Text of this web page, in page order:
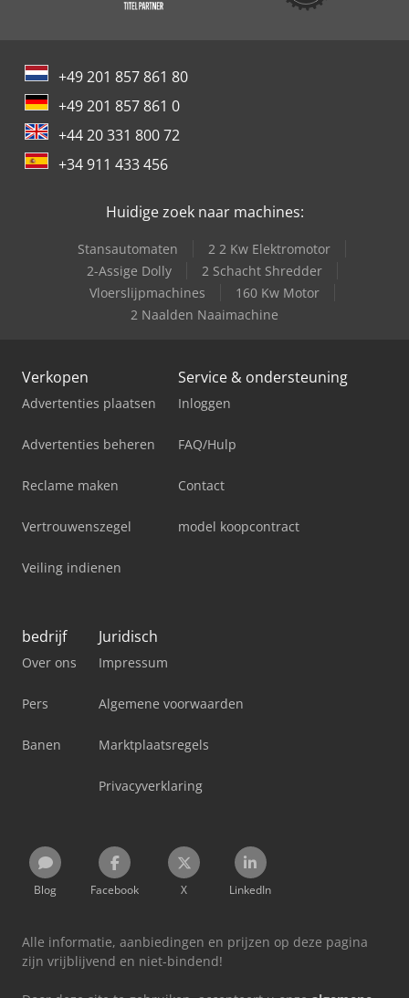
+49 201 857 861 80
+49 201 857 861 0
+44 20 331 800 72
+34 911 433 456
Huidige zoek naar machines:
Stansautomaten
2 2 Kw Elektromotor
2-Assige Dolly
2 Schacht Shredder
Vloerslijpmachines
160 Kw Motor
2 Naalden Naaimachine
Verkopen
Advertenties plaatsen
Advertenties beheren
Reclame maken
Vertrouwenszegel
Veiling indienen
Service & ondersteuning
Inloggen
FAQ/Hulp
Contact
model koopcontract
bedrijf
Over ons
Pers
Banen
Juridisch
Impressum
Algemene voorwaarden
Marktplaatsregels
Privacyverklaring
Blog Facebook X LinkedIn
Alle informatie, aanbiedingen en prijzen op deze pagina
zijn vrijblijvend en niet-bindend!